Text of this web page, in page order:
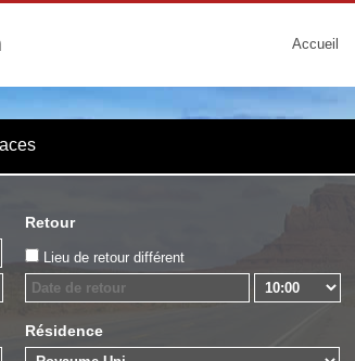
Accueil
Retour
Lieu de retour différent
Résidence